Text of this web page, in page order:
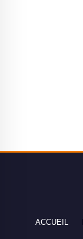
ACCUEIL